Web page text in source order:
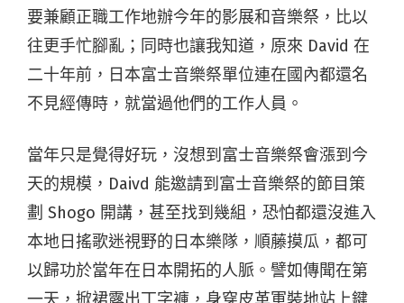
要兼顧正職工作地辦今年的影展和音樂祭，比以
往更手忙腳亂；同時也讓我知道，原來 David 在
二十年前，日本富士音樂祭單位連在國內都還名
不見經傳時，就當過他們的工作人員。
當年只是覺得好玩，沒想到富士音樂祭會漲到今
天的規模，Daivd 能邀請到富士音樂祭的節目策
劃 Shogo 開講，甚至找到幾組，恐怕都還沒進入
本地日搖歌迷視野的日本樂隊，順藤摸瓜，都可
以歸功於當年在日本開拓的人脈。譬如傳聞在第